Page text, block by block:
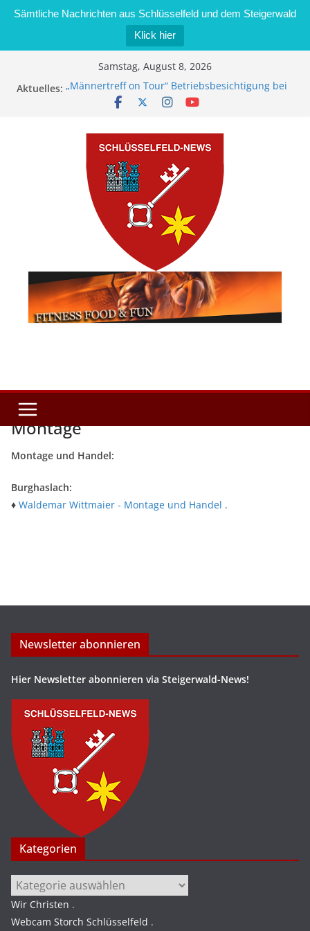
Sämtliche Nachrichten aus Schlüsselfeld und dem Steigerwald
Klick hier
Samstag, August 8, 2026
Aktuelles: „Männertreff on Tour“ Betriebsbesichtigung bei
der Schreinerei Zimmermann GmbH
Kontrolle
Stadt Schlüsselfeld bietet Online-Anmeldung für
Kindergartenplätze an
Dieseldiebstahl im Wert von 600 Euro
Montage
Montage und Handel:
Burghaslach:
♦ Waldemar Wittmaier - Montage und Handel .
Newsletter abonnieren
Hier Newsletter abonnieren via Steigerwald-News!
Kategorien
Kategorien
Wir Christen .
Webcam Storch Schlüsselfeld .